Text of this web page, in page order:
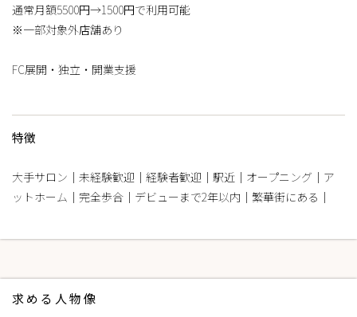
通常月額5500円→1500円で利用可能
※一部対象外店舗あり
FC展開・独立・開業支援
特徴
大手サロン｜未経験歓迎｜経験者歓迎｜駅近｜オープニング｜ア
ットホーム｜完全歩合｜デビューまで2年以内｜繁華街にある｜
求める人物像